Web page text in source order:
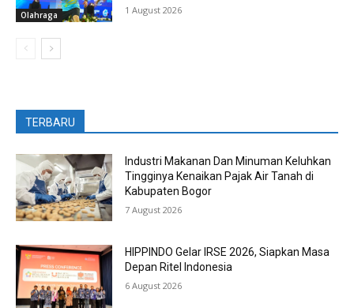
Olahraga 1 August 2026
TERBARU
Industri Makanan Dan Minuman Keluhkan
Tingginya Kenaikan Pajak Air Tanah di
Kabupaten Bogor
7 August 2026
HIPPINDO Gelar IRSE 2026, Siapkan Masa
Depan Ritel Indonesia
6 August 2026